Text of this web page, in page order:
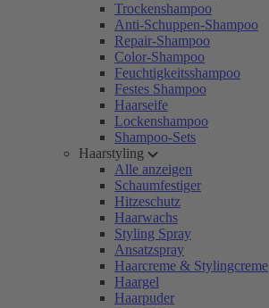
Trockenshampoo
Anti-Schuppen-Shampoo
Repair-Shampoo
Color-Shampoo
Feuchtigkeitsshampoo
Festes Shampoo
Haarseife
Lockenshampoo
Shampoo-Sets
Haarstyling
Alle anzeigen
Schaumfestiger
Hitzeschutz
Haarwachs
Styling Spray
Ansatzspray
Haarcreme & Stylingcreme
Haargel
Haarpuder